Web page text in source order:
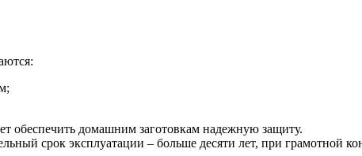
обеспечить домашним заготовкам надежную защиту.
срок эксплуатации – больше десяти лет, при грамотной